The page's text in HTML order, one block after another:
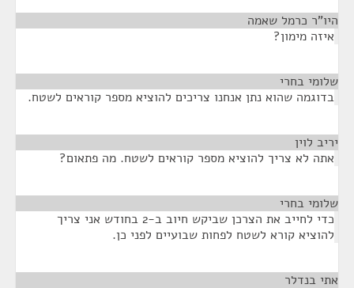
היו"ר כרמל שאמה
איזה מימון?
שלומי בחרי
בדוגמה שהוא נתן אנחנו צריכים להוציא מספר קוראים לשטח.
יריב לוין
אתה לא צריך להוציא מספר קוראים לשטח. מה פתאום?
שלומי בחרי
כדי לחייב את הצרכן שביקש חיוב ב-2 בחודש אני צריך
להוציא קורא לשטח לפחות שבועיים לפני כן.
אתי בנדלר